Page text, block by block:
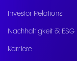
Investor Relations
Nachhaltigkeit & ESG
Karriere